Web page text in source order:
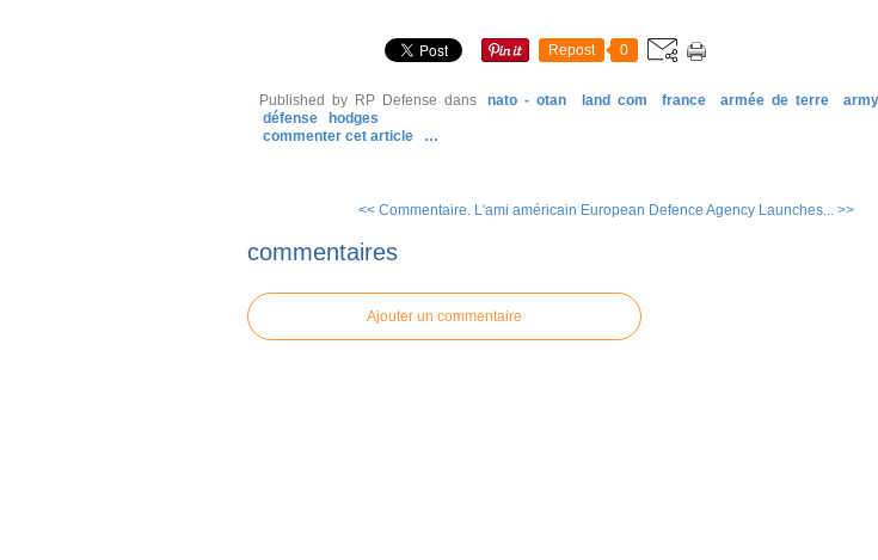
Repost 0
Published by RP Defense dans nato - otan land com france armée de terre army
défense
hodges
commenter cet article
…
<< Commentaire. L'ami américain European Defence Agency Launches... >>
commentaires
Ajouter un commentaire